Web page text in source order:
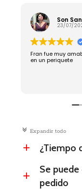
Son
23/07/
Fran fue muy
en un periquete
c Expandir todo
a ¿Tiempo
a
Se
pedido